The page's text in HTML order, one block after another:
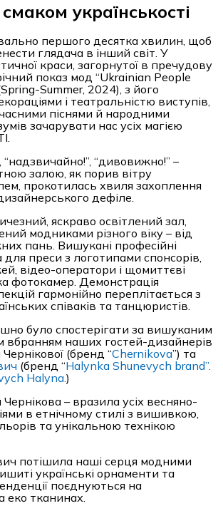
українськості
першого десятка хвилин, щоб
глядача в інший світ. У
краси, загорнутої в пречудову
показ мод “Ukrainian People
Summer, 2024), з його
і театральністю виступів,
піснями й народними
зачарувати нас усіх магією
“надзвичайно!”, “дивовижно!” –
залою, як порив вітру
прокотилась хвиля захоплення
дефіле.
яскраво освітлений зал,
модниками різного віку – від
пань. Вишукані професійні
для преси з логотипами спонсорів,
відео-оператори і щомиттєві
фотокамер. Демонстрація
гармонійно переплітається з
співаків та танцюристів.
було спостерігати за вишуканим
вбранням наших гостей-дизайнерів
(бренд “Chernikova”) та
(бренд “Halynka Shunevych brand”.
Halyna.)
– вразила усіх весняно-
в етнічному стилі з вишивкою,
та унікальною технікою
потішила наші серця модними
українські орнаменти та
поєднуються на
еко тканинах.